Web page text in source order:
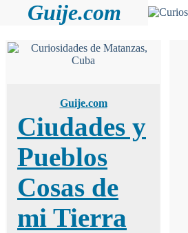
Guije.com
Guije.com
Ciudades y
Pueblos
Cosas de
mi Tierra